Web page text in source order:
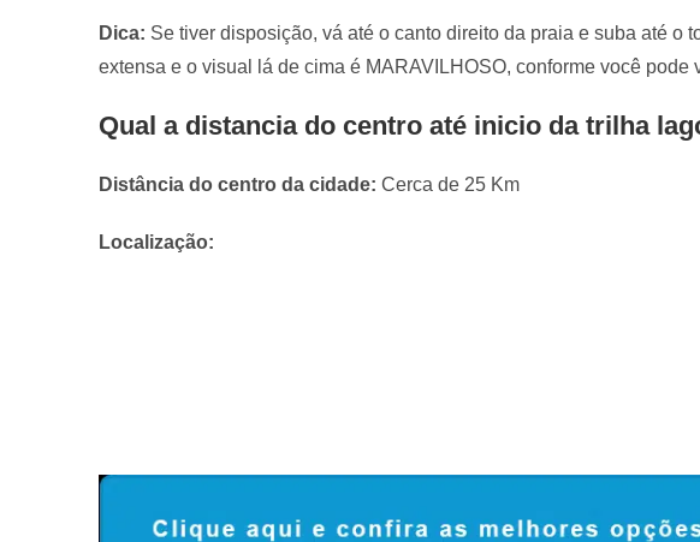
Dica: Se tiver disposição, vá até o canto direito da praia e suba até o
extensa e o visual lá de cima é MARAVILHOSO, conforme você pode
Qual a distancia do centro até inicio da trilha
Distância do centro da cidade: Cerca de 25 Km
Localização: